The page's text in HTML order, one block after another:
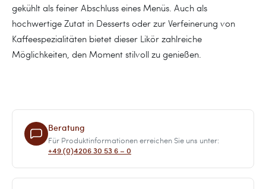
gekühlt als feiner Abschluss eines Menüs. Auch als
hochwertige Zutat in Desserts oder zur Verfeinerung von
Kaffeespezialitäten bietet dieser Likör zahlreiche
Möglichkeiten, den Moment stilvoll zu genießen.
Beratung
Für Produktinformationen erreichen Sie uns unter:
+49 (0)4206 30 53 6 – 0